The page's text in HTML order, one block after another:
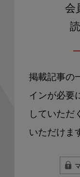
会
掲載記事の
インが必要
していただ
いただけま